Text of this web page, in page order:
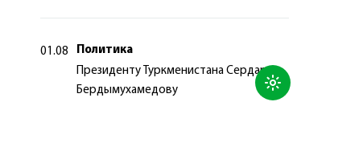
01.08
Политика
Президенту Туркменистана Сердару
Бердымухамедову